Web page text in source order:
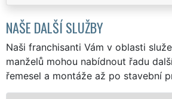
NAŠE DALŠÍ SLUŽBY
Naši franchisanti Vám v oblasti
manželů mohou nabídnout řadu
řemesel a montáže až po stavební